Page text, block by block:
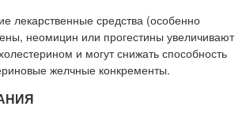
лекарственные средства (особенно
неомицин или прогестины увеличивают
и могут снижать способность
желчные конкременты.